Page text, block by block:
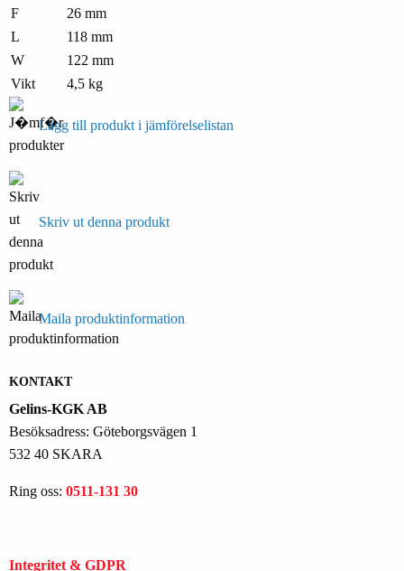
F
26 mm
L
118 mm
W
122 mm
Vikt
4,5 kg
Lägg till produkt i jämförelselistan
Skriv ut denna produkt
Maila produktinformation
KONTAKT
Gelins-KGK AB
Besöksadress: Göteborgsvägen 1
532 40 SKARA
Ring oss: 0511-131 30
Integritet & GDPR